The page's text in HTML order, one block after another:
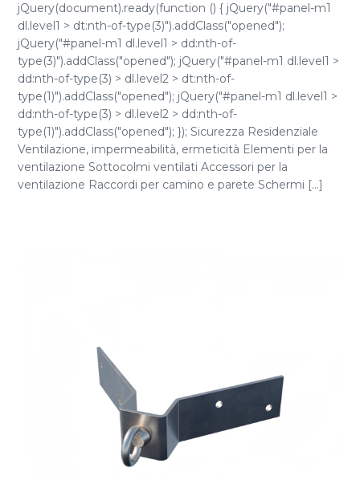
jQuery(document).ready(function () { jQuery("#panel-m1
dl.level1 > dt:nth-of-type(3)").addClass("opened");
jQuery("#panel-m1 dl.level1 > dd:nth-of-
type(3)").addClass("opened"); jQuery("#panel-m1 dl.level1 >
dd:nth-of-type(3) > dl.level2 > dt:nth-of-
type(1)").addClass("opened"); jQuery("#panel-m1 dl.level1 >
dd:nth-of-type(3) > dl.level2 > dd:nth-of-
type(1)").addClass("opened"); }); Sicurezza Residenziale
Ventilazione, impermeabilità, ermeticità Elementi per la
ventilazione Sottocolmi ventilati Accessori per la
ventilazione Raccordi per camino e parete Schermi [...]